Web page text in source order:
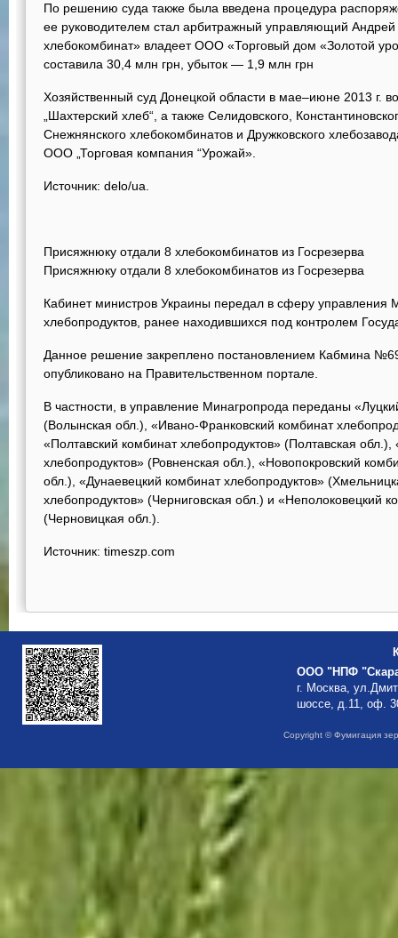
По решению суда также была введена процедура
ее руководителем стал арбитражный управляющий
хлебокомбинат» владеет ООО «Торговый дом «Золотой
составила 30,4 млн грн, убыток — 1,9 млн грн
Хозяйственный суд Донецкой области в мае–июне 2013 г.
„Шахтерский хлеб“, а также Селидовского,
Снежнянского хлебокомбинатов и Дружковского
ООО „Торговая компания “Урожай».
Источник: delo/ua.
Присяжнюку отдали 8 хлебокомбинатов из Госрезерва
Присяжнюку отдали 8 хлебокомбинатов из Госрезерва
Кабинет министров Украины передал в сферу управления
хлебопродуктов, ранее находившихся под контролем
Данное решение закреплено постановлением Кабмина
опубликовано на Правительственном портале.
В частности, в управление Минагропрода переданы
(Волынская обл.), «Ивано-Франковский комбинат
«Полтавский комбинат хлебопродуктов» (Полтавская
хлебопродуктов» (Ровненская обл.), «Новопокровский
обл.), «Дунаевецкий комбинат хлебопродуктов»
хлебопродуктов» (Черниговская обл.) и «Неполоковецкий
(Черновицкая обл.).
Источник: timeszp.com
ООО "НПФ
г. Москва,
шоссе, д.11, оф.
Copyright © Фумигация